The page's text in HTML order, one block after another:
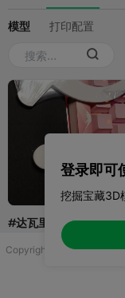
Copyright © 2025 无锡控
登录即可
挖掘宝藏3D